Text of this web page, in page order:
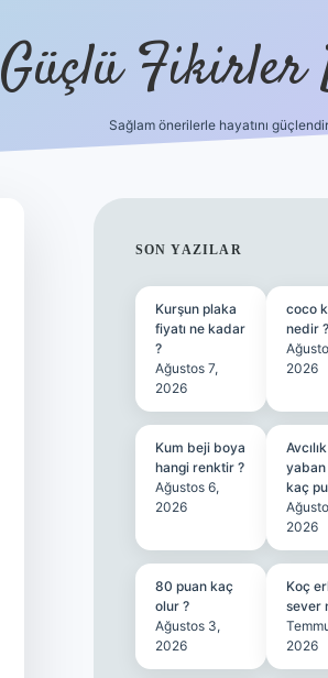
Güçlü Fikirler
Sağlam önerilerle hayatını
SIDEBAR
SON YAZILAR
Kurşun plaka
fiyatı ne kadar
?
Ağustos 7,
2026
coco
nedir ?
2026
Kum beji boya
hangi renktir ?
Ağustos 6,
2026
yaban
kaç
2026
80 puan kaç
olur ?
Ağustos 3,
2026
Koç
sever
2026